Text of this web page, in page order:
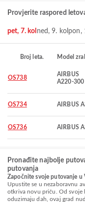
Provjerite raspored
pet, 7. kol ned, 9. kol pon,
Broj leta. Model
OS738
AIRBUS
A220-300
OS734 AIRBUS
OS736 AIRBUS
Pronađite najbolje
putovanja
Započnite svoje putovanje u
Upustite se u nezaboravnu
otkriva novu priču. Od svoje
oduzimaju dah, ovaj grad